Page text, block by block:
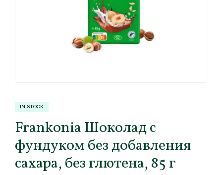
IN STOCK
Frankonia Шоколад с
фундуком без добавления
сахара, без глютена, 85 г